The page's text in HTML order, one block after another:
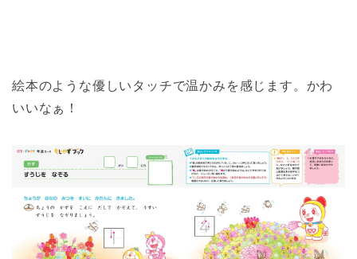
絵本のような優しいタッチで温かみを感じます。かわ
いいなぁ！